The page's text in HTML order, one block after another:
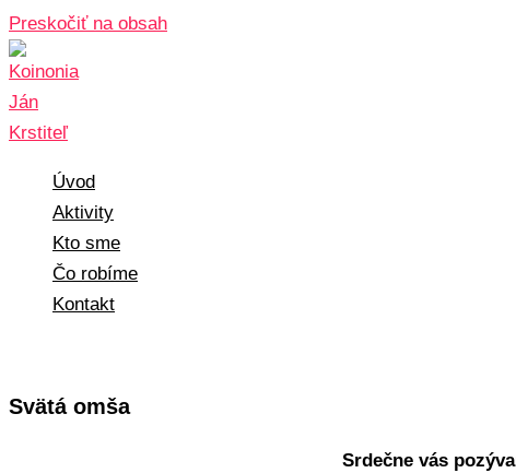
Preskočiť na obsah
Úvod
Aktivity
Kto sme
Čo robíme
Kontakt
Svätá omša
Srdečne vás